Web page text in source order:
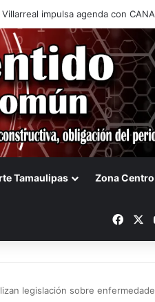
de Tamaulipas frena iniciativa de
Tamaulipas Zona
legislación sobre